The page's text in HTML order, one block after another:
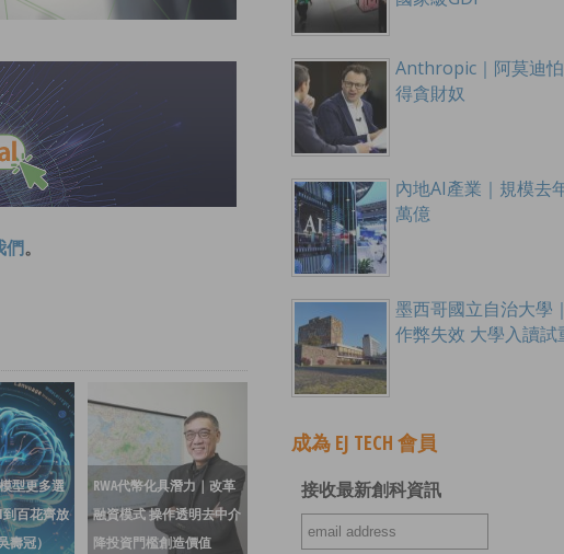
們 。
型更多選
到百花齊放
壽冠）
RWA代幣化具潛力｜改革
融資模式 操作透明去中介
降投資門檻創造價值
Anthropic｜阿莫迪
得貪財奴
內地AI產業｜規模去
萬億
墨西哥國立自治大學
作弊失效 大學入讀試
成為 EJ TECH 會員
接收最新創科資訊